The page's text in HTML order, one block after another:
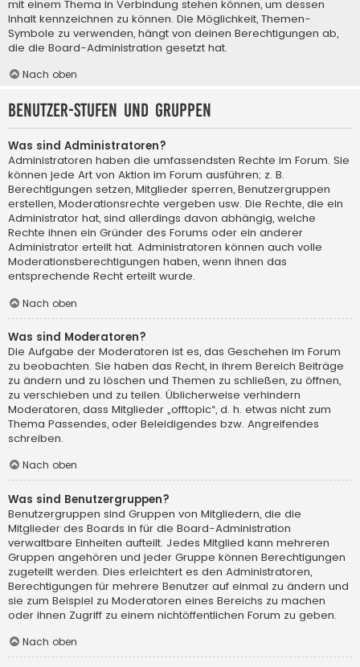
mit einem Thema in Verbindung stehen können, um dessen
Inhalt kennzeichnen zu können. Die Möglichkeit, Themen-
Symbole zu verwenden, hängt von deinen Berechtigungen ab,
die die Board-Administration gesetzt hat.
Nach oben
Benutzer-Stufen und Gruppen
Was sind Administratoren?
Administratoren haben die umfassendsten Rechte im Forum. Sie
können jede Art von Aktion im Forum ausführen; z. B.
Berechtigungen setzen, Mitglieder sperren, Benutzergruppen
erstellen, Moderationsrechte vergeben usw. Die Rechte, die ein
Administrator hat, sind allerdings davon abhängig, welche
Rechte ihnen ein Gründer des Forums oder ein anderer
Administrator erteilt hat. Administratoren können auch volle
Moderationsberechtigungen haben, wenn ihnen das
entsprechende Recht erteilt wurde.
Nach oben
Was sind Moderatoren?
Die Aufgabe der Moderatoren ist es, das Geschehen im Forum
zu beobachten. Sie haben das Recht, in ihrem Bereich Beiträge
zu ändern und zu löschen und Themen zu schließen, zu öffnen,
zu verschieben und zu teilen. Üblicherweise verhindern
Moderatoren, dass Mitglieder „offtopic“, d. h. etwas nicht zum
Thema Passendes, oder Beleidigendes bzw. Angreifendes
schreiben.
Nach oben
Was sind Benutzergruppen?
Benutzergruppen sind Gruppen von Mitgliedern, die die
Mitglieder des Boards in für die Board-Administration
verwaltbare Einheiten aufteilt. Jedes Mitglied kann mehreren
Gruppen angehören und jeder Gruppe können Berechtigungen
zugeteilt werden. Dies erleichtert es den Administratoren,
Berechtigungen für mehrere Benutzer auf einmal zu ändern und
sie zum Beispiel zu Moderatoren eines Bereichs zu machen
oder ihnen Zugriff zu einem nichtöffentlichen Forum zu geben.
Nach oben